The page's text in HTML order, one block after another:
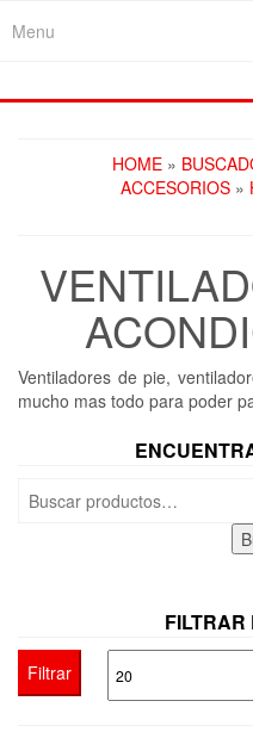
Menu
HOME »
ACCESORIOS »
Ventiladores de pie,
mucho mas todo para poder
Buscar
por:
FILTRAR
mínimo
Filtrar